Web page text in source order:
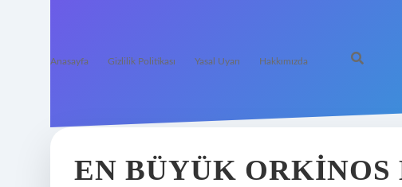
Anasayfa Gizlilik Politikası Yasal Uyarı Hakkımızda
EN BÜYÜK ORKINOS